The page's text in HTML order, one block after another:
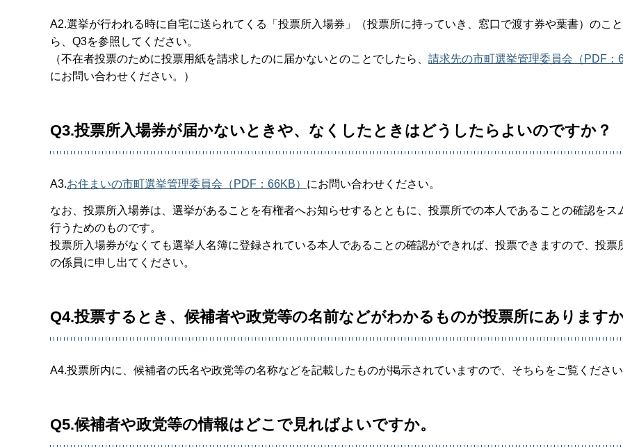
A2.選挙が行われる時に自宅に送られてくる「投票所入場券」（投票所に持っていき、窓口で渡す券や葉書）のこ
ら、Q3を参照してください。
（不在者投票のために投票用紙を請求したのに届かないとのことでしたら、 請求先の市町選挙管理委員会（PDF：
にお問い合わせください。）
Q3.投票所入場券が届かないときや、なくしたときはどうしたらよいのですか？
A3.お住まいの市町選挙管理委員会（PDF：66KB） にお問い合わせください。
なお、投票所入場券は、選挙があることを有権者へお知らせするとともに、投票所での本人であることの確認をス
行うためのものです。
投票所入場券がなくても選挙人名簿に登録されている本人であることの確認ができれば、投票できますので、投票
の係員に申し出てください。
Q4.投票するとき、候補者や政党等の名前などがわかるものが投票所にあります
A4.投票所内に、候補者の氏名や政党等の名称などを記載したものが掲示されていますので、そちらをご覧ください
Q5.候補者や政党等の情報はどこで見ればよいですか。